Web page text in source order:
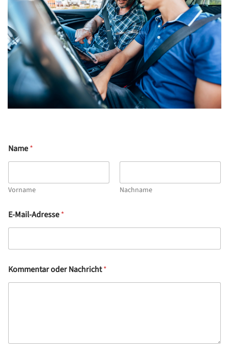
Name*
Vorname Nachname
E-Mail-Adresse*
Kommentar oder Nachricht*